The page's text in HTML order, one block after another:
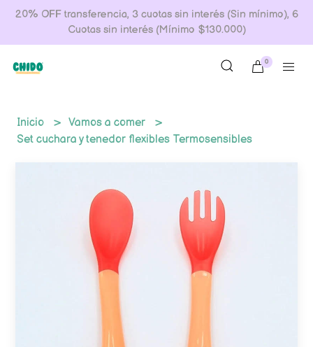
20% OFF transferencia, 3 cuotas sin interés (Sin mínimo), 6
Cuotas sin interés (Mínimo $130.000)
0
Inicio
Vamos a comer
Set cuchara y tenedor flexibles Termosensibles